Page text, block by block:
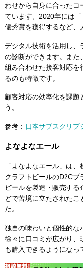
わせから自身に合ったコ
ています。2020年には
優秀賞を獲得するなど、
デジタル技術を活用し、
の診断ができます。また
組み合わせた接客対応を
るのも特徴です。
顧客対応の効率化を課題
う。
参考： 日本サブスクリプ
よなよなエール
「よなよなエール」は
クラフトビールのD2Cブ
ビールを製造・販売する
どで苦境に立たされたこ
た。
独自の味わいと個性的な
徐々に口コミが広がり、
も購入できるようになっ